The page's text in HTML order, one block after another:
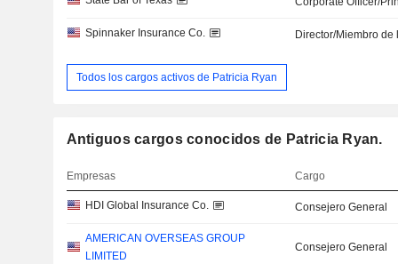
Spinnaker Insurance Co. Director/Miembro de
Todos los cargos activos de Patricia Ryan
Antiguos cargos conocidos de Patricia Ryan.
Empresas Cargo
HDI Global Insurance Co. Consejero General
AMERICAN OVERSEAS GROUP
LIMITED
Consejero General